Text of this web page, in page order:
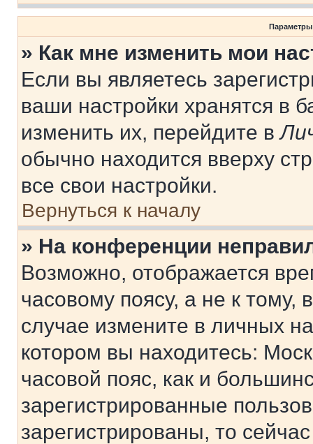
Параметры
» Как мне изменить мои
Если вы являетесь
ваши настройки хранятся в
изменить их, перейдите в
обычно находится вверху
все свои настройки.
Вернуться к началу
» На конференции
Возможно, отображается
часовому поясу, а не к тому,
случае измените в личных
котором вы находитесь:
часовой пояс, как и
зарегистрированные
зарегистрированы, то